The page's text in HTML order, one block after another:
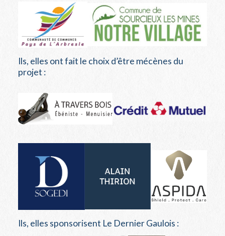
Ils, elles ont fait le choix d’être mécènes du
projet :
Ils, elles sponsorisent Le Dernier Gaulois :